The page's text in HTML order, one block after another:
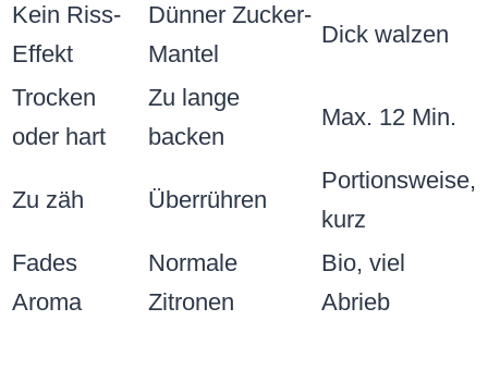
Kein Riss-
Effekt
Dünner Zucker-
Mantel
Dick walzen
Trocken
oder hart
Zu lange
backen
Max. 12 Min.
Zu zäh Überrühren
Portionsweise,
kurz
Fades
Aroma
Normale
Zitronen
Bio, viel
Abrieb